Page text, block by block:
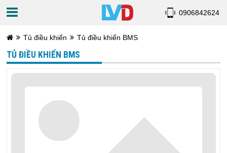
0906842624
Tủ điều khiển Tủ điều khiển BMS
TỦ ĐIỀU KHIỂN BMS